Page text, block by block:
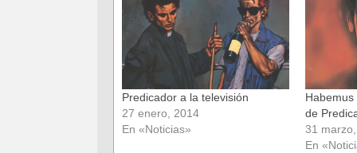
una
ventana
nueva)
una
ventana
nueva)
Predicador a la televisión
27 enero, 2014
En «Noticias»
de
31
En